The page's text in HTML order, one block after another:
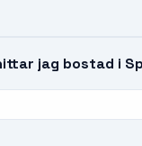
jag bostad i